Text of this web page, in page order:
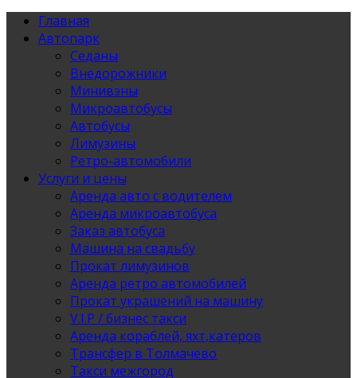
Главная
Автопарк
Седаны
Внедорожники
Минивэны
Микроавтобусы
Автобусы
Лимузины
Ретро-автомобили
Услуги и цены
Аренда авто с водителем
Аренда микроавтобуса
Заказ автобуса
Машина на свадьбу
Прокат лимузинов
Аренда ретро автомобилей
Прокат украшений на машину
V.I.P / бизнес такси
Аренда кораблей, яхт,катеров
Трансфер в Толмачево
Такси межгород